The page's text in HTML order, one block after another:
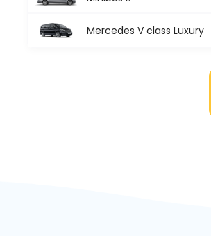
Mercedes V class Luxury